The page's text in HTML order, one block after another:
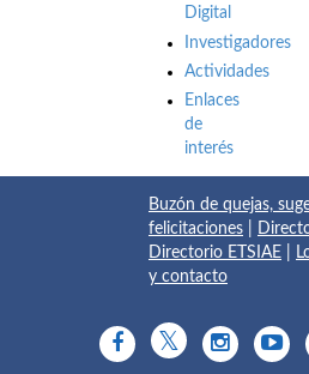
Digital
Investigadores
Actividades
Enlaces
de
interés
Buzón de quejas,
felicitaciones
Directorio ETSIAE
y contacto